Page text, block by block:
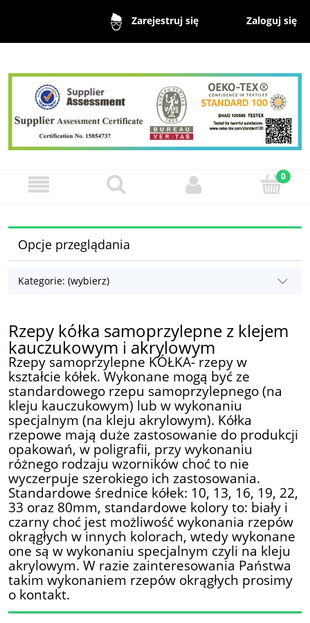
Zarejestruj się Zaloguj się
Opcje przeglądania
Kategorie: (wybierz)
Rzepy kółka samoprzylepne z klejem
kauczukowym i akrylowym
Rzepy samoprzylepne KÓŁKA- rzepy w
kształcie kółek. Wykonane mogą być ze
standardowego rzepu samoprzylepnego (na
kleju kauczukowym) lub w wykonaniu
specjalnym (na kleju akrylowym). Kółka
rzepowe mają duże zastosowanie do produkcji
opakowań, w poligrafii, przy wykonaniu
różnego rodzaju wzorników choć to nie
wyczerpuje szerokiego ich zastosowania.
Standardowe średnice kółek: 10, 13, 16, 19, 22,
33 oraz 80mm, standardowe kolory to: biały i
czarny choć jest możliwość wykonania rzepów
okrągłych w innych kolorach, wtedy wykonane
one są w wykonaniu specjalnym czyli na kleju
akrylowym. W razie zainteresowania Państwa
takim wykonaniem rzepów okrągłych prosimy
o kontakt.